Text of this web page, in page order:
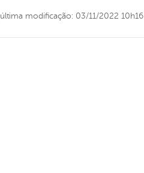
última modificação: 03/11/2022 10h16